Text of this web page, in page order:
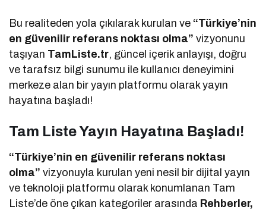
Bu realiteden yola çıkılarak kurulan ve “Türkiye’nin
en güvenilir referans noktası olma” vizyonunu
taşıyan TamListe.tr, güncel içerik anlayışı, doğru
ve tarafsız bilgi sunumu ile kullanıcı deneyimini
merkeze alan bir yayın platformu olarak yayın
hayatına başladı!
Tam Liste Yayın Hayatına Başladı!
“Türkiye’nin en güvenilir referans noktası
olma” vizyonuyla kurulan yeni nesil bir dijital yayın
ve teknoloji platformu olarak konumlanan Tam
Liste’de öne çıkan kategoriler arasında Rehberler,